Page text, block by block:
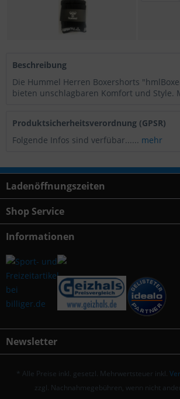
Beschreibung
Die Hummel Herren Boxershorts
bieten unschlagbaren Komfort und Style.
Produktsicherheitsverordnung (GPSR)
Folgende Infos sind verfübar...... mehr
Ladenöffnungszeiten
Shop Service
Informationen
Newsletter
* Alle Preise inkl. gesetzl. Mehrwertsteuer inkl.
zzgl. Nachnahmegebühren, wenn nicht